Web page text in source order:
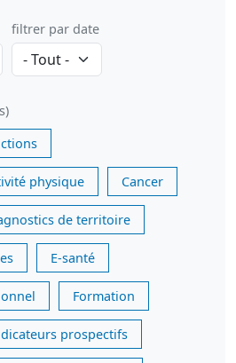
filtrer par date
physique Cancer
de territoire
E-santé
Formation
prospectifs